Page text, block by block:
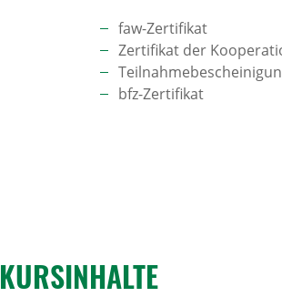
faw-Zertifikat
Zertifikat der
bfz-Zertifikat
KURS­IN­HALTE